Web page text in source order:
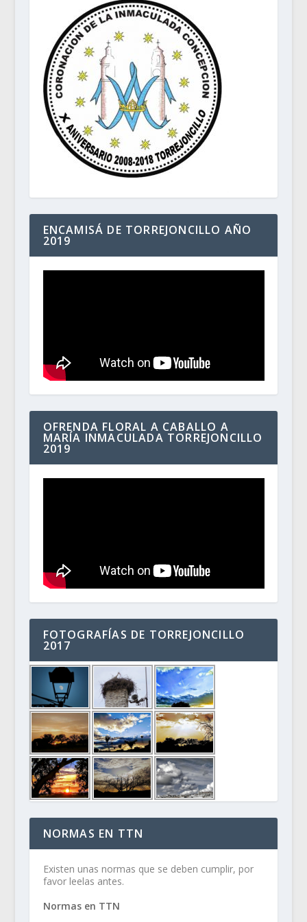
ENCAMISÁ DE TORREJONCILLO AÑO
2019
OFRENDA FLORAL A CABALLO A
MARÍA INMACULADA TORREJONCILLO
2019
FOTOGRAFÍAS DE TORREJONCILLO
2017
NORMAS EN TTN
Existen unas normas que se deben cumplir, por
favor leelas antes.
Normas en TTN